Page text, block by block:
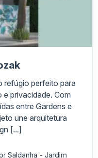
refúgio perfeito para
privacidade. Com
entre Gardens e
une arquitetura
[...]
Saldanha - Jardim